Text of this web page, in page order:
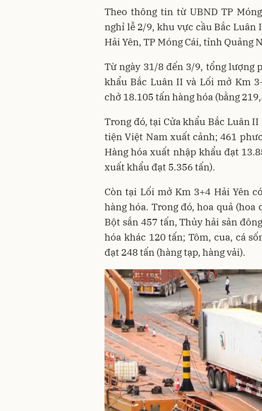
Theo thông tin từ UBND TP
nghỉ lễ 2/9, khu vực cầu Bắc Luân
Hải Yên, TP Móng Cái, tỉnh
Từ ngày 31/8 đến 3/9, tổng lượng
khẩu Bắc Luân II và Lối mở Km
chở 18.105 tấn hàng hóa (bằng
Trong đó, tại Cửa khẩu Bắc Luân
tiện Việt Nam xuất cảnh; 461
Hàng hóa xuất nhập khẩu đạt
xuất khẩu đạt 5.356 tấn).
Còn tại Lối mở Km 3+4 Hải Yên
hàng hóa. Trong đó, hoa quả (hoa
Bột sắn 457 tấn, Thủy hải sản
hóa khác 120 tấn; Tôm, cua, cá
đạt 248 tấn (hàng tạp, hàng vải).